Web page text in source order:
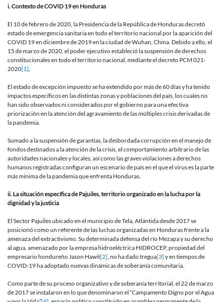
i. Contexto de COVID 19 en Honduras
El 10 de febrero de 2020, la Presidencia de la República de Honduras decretó
estado de emergencia sanitaria en todo el territorio nacional por la aparición del
COVID 19 en diciembre de 2019 en la ciudad de Wuhan, China. Debido a ello, el
15 de marzo de 2020, el poder ejecutivo estableció la suspensión de derechos
constitucionales en todo el territorio nacional, mediante el decreto PCM 021-
2020[1].
El estado de excepción impuesto se ha extendido por más de 60 días y ha tenido
impactos específicos en las distintas zonas y poblaciones del país, los cuales no
han sido observados ni considerados por el gobierno para una efectiva
priorización en la atención del agravamiento de las múltiples crisis derivadas de
la pandemia.
Sumado a la suspensión de garantías, la desbordada corrupción en el manejo de
fondos destinados a la atención de la crisis, el comportamiento arbitrario de las
autoridades nacionales y locales, así como las graves violaciones a derechos
humanos registradas configuran un escenario de país en el que el virus es la parte
más mínima de la pandemia que enfrenta Honduras.
ii. La situación específica de Pajuiles, territorio organizado en la lucha por la
dignidad y la justicia
El Sector Pajuiles ubicado en el municipio de Tela, Atlántida desde 2017 se
posicionó como un referente de las luchas organizadas en Honduras frente a la
amenaza del extractivismo. Su determinada defensa del río Mezapa y su derecho
al agua, amenazado por la empresa hidroeléctrica HIDROCEP, propiedad del
empresario hondureño Jason Hawit[2], no ha dado tregua[3] y en tiempos de
COVID-19 ha adoptado nuevas dinámicas de soberanía comunitaria.
Como parte de su proceso organizativo y de soberanía territorial, el 22 de marzo
de 2017 se instalaron en lo que denominaron el “Campamento Digno por el Agua